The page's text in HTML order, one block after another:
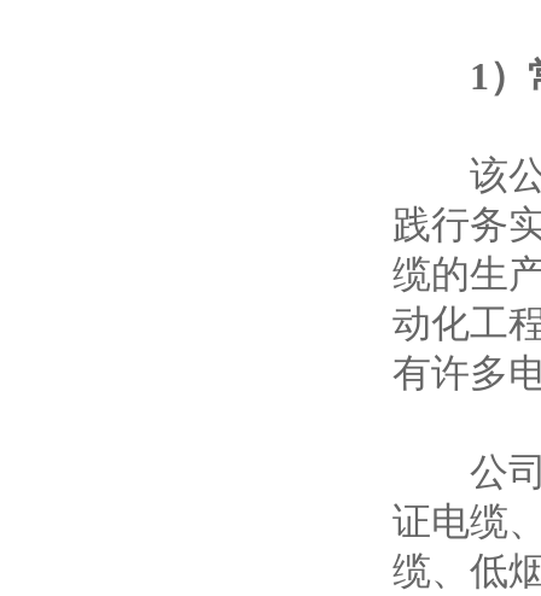
1
该公
践行务
缆的生
动化工
有许多
公司
证电缆
缆、低